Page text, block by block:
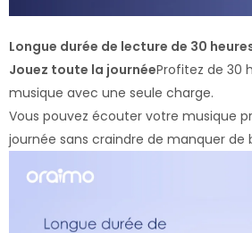
Longue durée de lecture de 30
Jouez toute la journéeProfitez de 30
musique avec une seule charge.
Vous pouvez écouter votre musique
journée sans craindre de manquer de